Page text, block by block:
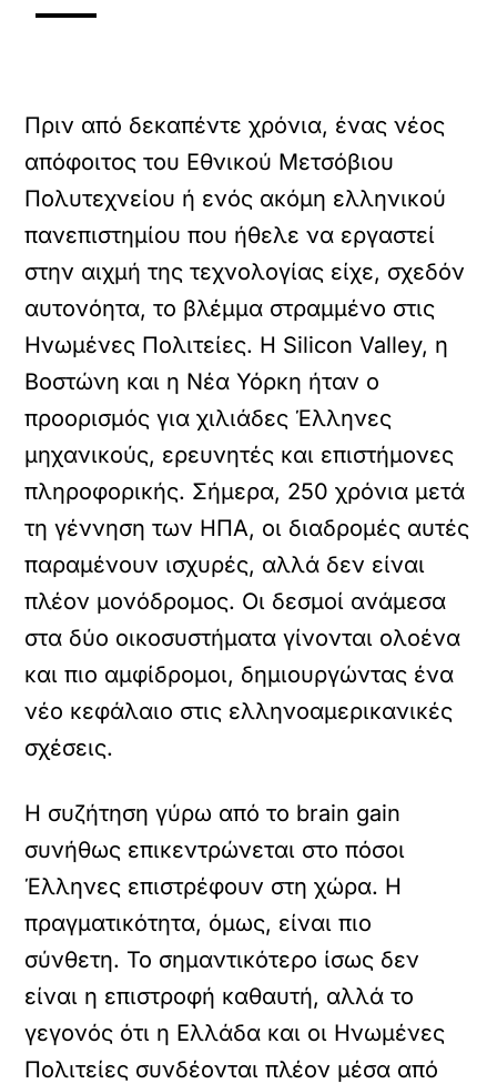
Πριν από δεκαπέντε χρόνια, ένας νέος
απόφοιτος του Εθνικού Μετσόβιου
Πολυτεχνείου ή ενός ακόμη ελληνικού
πανεπιστημίου που ήθελε να εργαστεί
στην αιχμή της τεχνολογίας είχε, σχεδόν
αυτονόητα, το βλέμμα στραμμένο στις
Ηνωμένες Πολιτείες. Η Silicon Valley, η
Βοστώνη και η Νέα Υόρκη ήταν ο
προορισμός για χιλιάδες Έλληνες
μηχανικούς, ερευνητές και επιστήμονες
πληροφορικής. Σήμερα, 250 χρόνια μετά
τη γέννηση των ΗΠΑ, οι διαδρομές αυτές
παραμένουν ισχυρές, αλλά δεν είναι
πλέον μονόδρομος. Οι δεσμοί ανάμεσα
στα δύο οικοσυστήματα γίνονται ολοένα
και πιο αμφίδρομοι, δημιουργώντας ένα
νέο κεφάλαιο στις ελληνοαμερικανικές
σχέσεις.
Η συζήτηση γύρω από το brain gain
συνήθως επικεντρώνεται στο πόσοι
Έλληνες επιστρέφουν στη χώρα. Η
πραγματικότητα, όμως, είναι πιο
σύνθετη. Το σημαντικότερο ίσως δεν
είναι η επιστροφή καθαυτή, αλλά το
γεγονός ότι η Ελλάδα και οι Ηνωμένες
Πολιτείες συνδέονται πλέον μέσα από